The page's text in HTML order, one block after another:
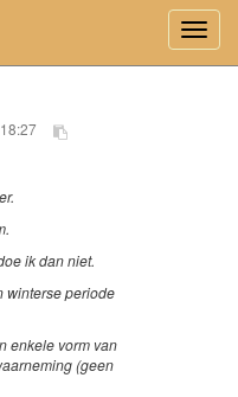
ik dan niet.
winterse periode
enkele vorm van
(geen